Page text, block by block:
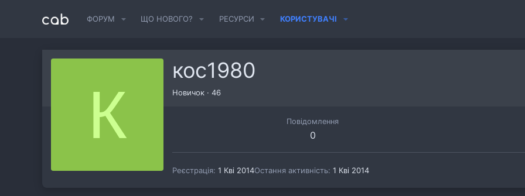
ФОРУМ ЩО НОВОГО? РЕСУРСИ КОРИСТУВАЧІ
К
кос1980
Новичок · 46
Повідомлення
0
Реєстрація 1 Кві 2014Остання активність 1 Кві 2014